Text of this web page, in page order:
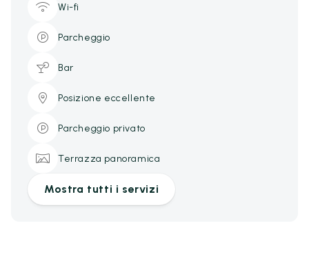
Wi-fi
Parcheggio
Bar
Posizione eccellente
Parcheggio privato
Terrazza panoramica
Mostra tutti i servizi